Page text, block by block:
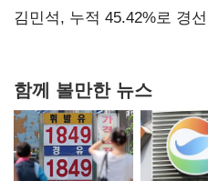
탈환'(종합)
김민석, 누적 45.42%로 경
함께 볼만한 뉴스